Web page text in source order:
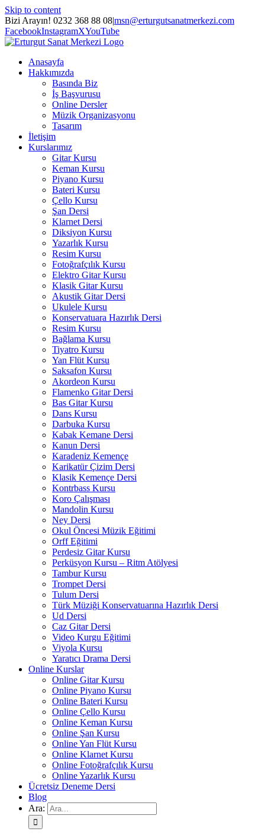
Skip to content
Bizi Arayın! 0232 368 88 08|msn@erturgutsanatmerkezi.com
FacebookInstagramXYouTube
Anasayfa
Hakkımızda
Basında Biz
İş Başvurusu
Online Dersler
Müzik Organizasyonu
Tasarım
İletişim
Kurslarımız
Gitar Kursu
Keman Kursu
Piyano Kursu
Bateri Kursu
Çello Kursu
Şan Dersi
Klarnet Dersi
Diksiyon Kursu
Yazarlık Kursu
Resim Kursu
Fotoğrafçılık Kursu
Elektro Gitar Kursu
Klasik Gitar Kursu
Akustik Gitar Dersi
Ukulele Kursu
Konservatuara Hazırlık Dersi
Resim Kursu
Bağlama Kursu
Tiyatro Kursu
Yan Flüt Kursu
Saksafon Kursu
Akordeon Kursu
Flamenko Gitar Dersi
Bas Gitar Kursu
Dans Kursu
Darbuka Kursu
Kabak Kemane Dersi
Kanun Dersi
Karadeniz Kemençe
Karikatür Çizim Dersi
Klasik Kemençe Dersi
Kontrbass Kursu
Koro Çalışması
Mandolin Kursu
Ney Dersi
Okul Öncesi Müzik Eğitimi
Orff Eğitimi
Perdesiz Gitar Kursu
Perküsyon Kursu – Ritm Atölyesi
Tambur Kursu
Trompet Dersi
Tulum Dersi
Türk Müziği Konservatuarına Hazırlık Dersi
Ud Dersi
Caz Gitar Dersi
Video Kurgu Eğitimi
Viyola Kursu
Yaratıcı Drama Dersi
Online Kurslar
Online Gitar Kursu
Online Piyano Kursu
Online Bateri Kursu
Online Çello Kursu
Online Keman Kursu
Online Şan Kursu
Online Yan Flüt Kursu
Online Klarnet Kursu
Online Fotoğrafçılık Kursu
Online Yazarlık Kursu
Ücretsiz Deneme Dersi
Blog
Ara: